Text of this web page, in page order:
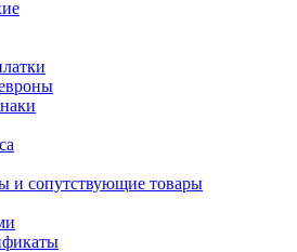
и сопутствующие товары